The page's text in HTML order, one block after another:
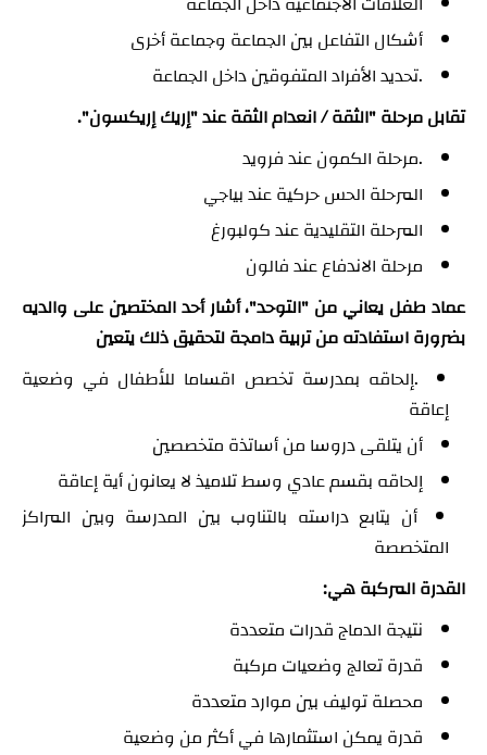
أشكال التفاعل بين الجماعة وجماعة أخرى
.تحديد الأفراد المتفوقين داخل الجماعة
تقابل مرحلة "الثقة / انعدام الثقة عند "إريك إريكسون".
.مرحلة الكمون عند فرويد
المرحلة الحس حركية عند بياجي
المرحلة التقليدية عند كولبورغ
مرحلة الاندفاع عند فالون
عماد طفل يعاني من "التوحد"، أشار أحد المختصين على والديه
بضرورة استفادته من تربية دامجة لتحقيق ذلك يتعين
.إلحاقه بمدرسة تخصص اقساما للأطفال في وضعية
إعاقة
أن يتلقى دروسا من أساتذة متخصصين
إلحاقه بقسم عادي وسط تلاميذ لا يعانون أية إعاقة
أن يتابع دراسته بالتناوب بين المدرسة وبين المراكز
المتخصصة
القدرة المركبة هي:
نتيجة الدماج قدرات متعددة
قدرة تعالج وضعيات مركبة
محصلة توليف بين موارد متعددة
قدرة يمكن استثمارها في أكثر من وضعية